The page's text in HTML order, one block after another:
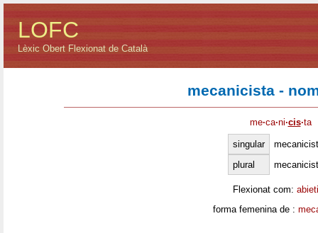
LOFC
Lèxic Obert Flexionat de Català
mecanicista -
me·ca·ni·cis·ta
singular
plural
Flexionat com:
forma femenina de :